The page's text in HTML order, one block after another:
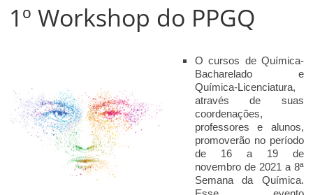
1º Workshop do PPGQ
O cursos de Química-
Bacharelado e
Química-Licenciatura,
através de suas
coordenações,
professores e alunos,
promoverão no período
de 16 a 19 de
novembro de 2021 a 8ª
Semana da Química.